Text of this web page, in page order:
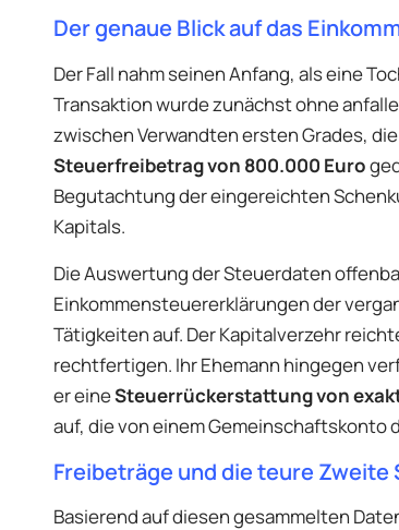
Der genaue Blick auf das
Der Fall nahm seinen Anfang, als eine
Transaktion wurde zunächst ohne
zwischen Verwandten ersten Grades,
Steuerfreibetrag von 800.000 Euro
Begutachtung der eingereichten
Kapitals.
Die Auswertung der Steuerdaten
Einkommensteuererklärungen der
Tätigkeiten auf. Der Kapitalverzehr
rechtfertigen. Ihr Ehemann hingegen
er eineSteuerrückerstattung von
auf, die von einem Gemeinschaftskonto
Freibeträge und die teure Zweite
Basierend auf diesen gesammelten